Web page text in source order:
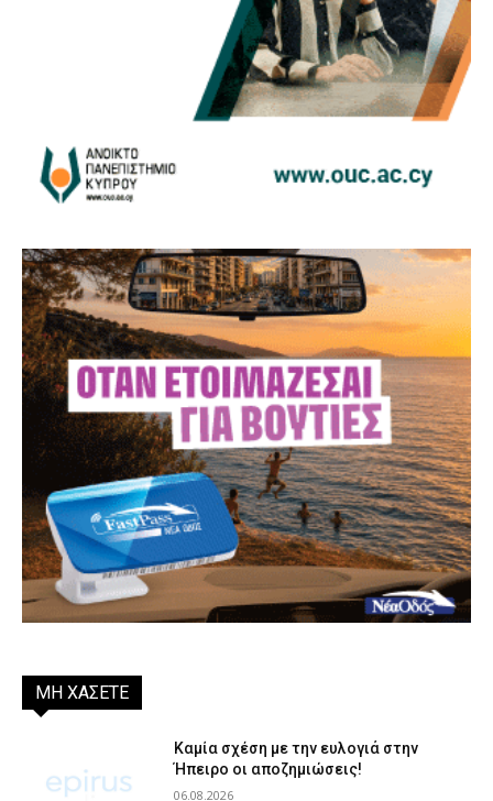
ΜΗ ΧΑΣΕΤΕ
Καμία σχέση με την ευλογιά στην
Ήπειρο οι αποζημιώσεις!
06.08.2026